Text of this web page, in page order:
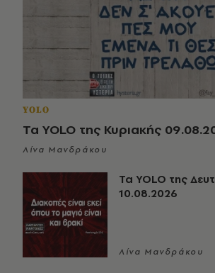
YOLO
Τα YOLO της Κυριακής
Λίνα Μανδράκου
Τα YOLO της
10.08.2026
Λίνα Μανδράκου